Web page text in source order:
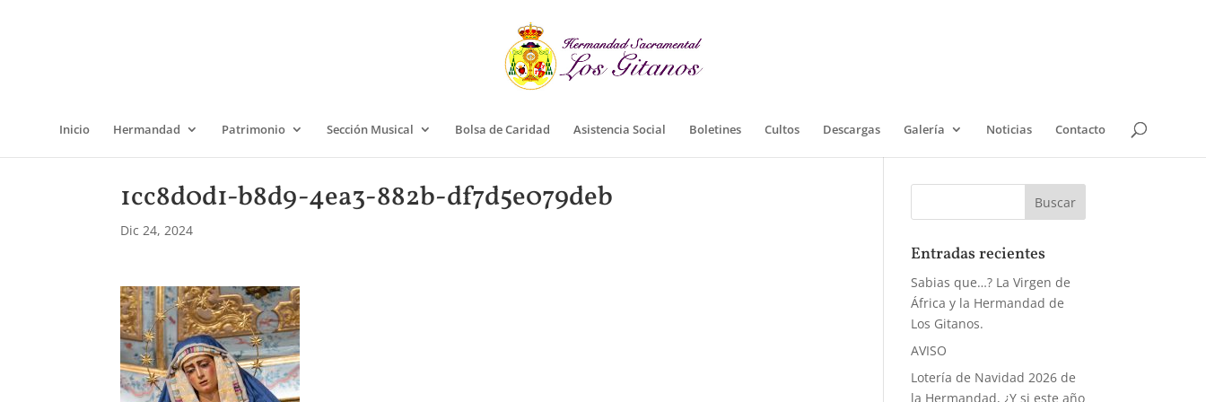
Inicio Hermandad Patrimonio Sección Musical Bolsa de Caridad Asistencia Social Boletines Cultos Descargas Galería Noticias Contacto
1cc8d0d1-b8d9-4ea3-882b-df7d5e079deb
Dic 24, 2024
Entradas recientes
Sabias que…? La Virgen de
África y la Hermandad de
Los Gitanos.
AVISO
Lotería de Navidad 2026 de
la Hermandad, ¿Y si este año